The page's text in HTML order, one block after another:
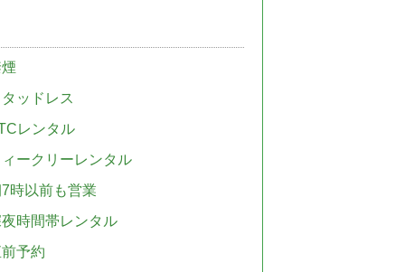
ッドレス
レンタル
ークリーレンタル
時以前も営業
時間帯レンタル
予約